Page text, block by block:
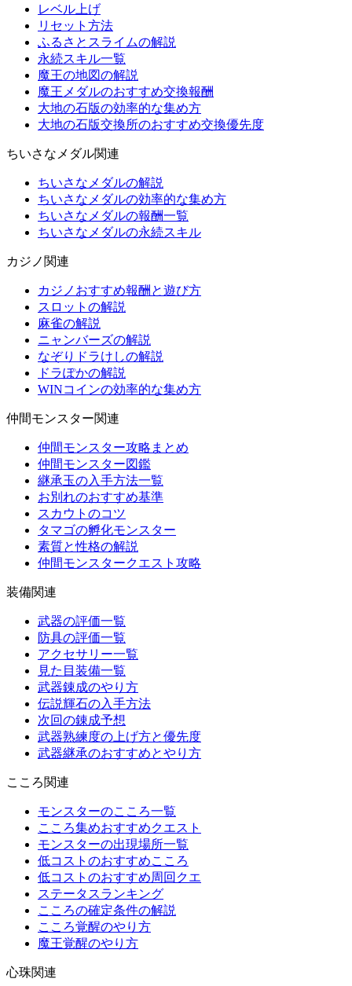
レベル上げ
リセット方法
ふるさとスライムの解説
永続スキル一覧
魔王の地図の解説
魔王メダルのおすすめ交換報酬
大地の石版の効率的な集め方
大地の石版交換所のおすすめ交換優先度
ちいさなメダル関連
ちいさなメダルの解説
ちいさなメダルの効率的な集め方
ちいさなメダルの報酬一覧
ちいさなメダルの永続スキル
カジノ関連
カジノおすすめ報酬と遊び方
スロットの解説
麻雀の解説
ニャンバーズの解説
なぞりドラけしの解説
ドラぽかの解説
WINコインの効率的な集め方
仲間モンスター関連
仲間モンスター攻略まとめ
仲間モンスター図鑑
継承玉の入手方法一覧
お別れのおすすめ基準
スカウトのコツ
タマゴの孵化モンスター
素質と性格の解説
仲間モンスタークエスト攻略
装備関連
武器の評価一覧
防具の評価一覧
アクセサリー一覧
見た目装備一覧
武器錬成のやり方
伝説輝石の入手方法
次回の錬成予想
武器熟練度の上げ方と優先度
武器継承のおすすめとやり方
こころ関連
モンスターのこころ一覧
こころ集めおすすめクエスト
モンスターの出現場所一覧
低コストのおすすめこころ
低コストのおすすめ周回クエ
ステータスランキング
こころの確定条件の解説
こころ覚醒のやり方
魔王覚醒のやり方
心珠関連